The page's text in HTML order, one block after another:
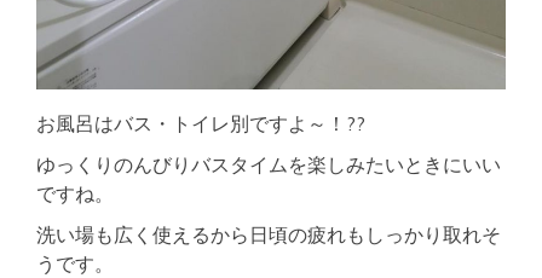
お風呂はバス・トイレ別ですよ～！??
ゆっくりのんびりバスタイムを楽しみたいときにいい
ですね。
洗い場も広く使えるから日頃の疲れもしっかり取れそ
うです。